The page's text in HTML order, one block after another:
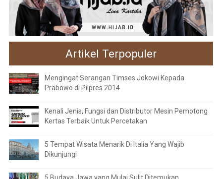
Artikel Terpopuler
Mengingat Serangan Timses Jokowi Kepada
Prabowo di Pilpres 2014
Kenali Jenis, Fungsi dan Distributor Mesin Pemotong
Kertas Terbaik Untuk Percetakan
5 Tempat Wisata Menarik Di Italia Yang Wajib
Dikunjungi
5 Budaya Jawa yang Mulai Sulit Ditemukan